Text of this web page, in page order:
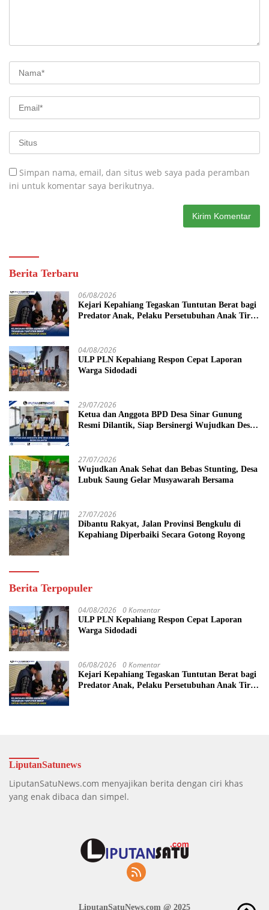
Simpan nama, email, dan situs web saya pada peramban
ini untuk komentar saya berikutnya.
Berita Terbaru
06/08/2026
Kejari Kepahiang Tegaskan Tuntutan Berat bagi
Predator Anak, Pelaku Persetubuhan Anak Tiri
04/08/2026
ULP PLN Kepahiang Respon Cepat Laporan
Warga Sidodadi
29/07/2026
Ketua dan Anggota BPD Desa Sinar Gunung
Resmi Dilantik, Siap Bersinergi Wujudkan Desa
27/07/2026
Wujudkan Anak Sehat dan Bebas Stunting, Desa
Lubuk Saung Gelar Musyawarah Bersama
27/07/2026
Dibantu Rakyat, Jalan Provinsi Bengkulu di
Kepahiang Diperbaiki Secara Gotong Royong
Berita Terpopuler
04/08/2026 0 Komentar
ULP PLN Kepahiang Respon Cepat Laporan
Warga Sidodadi
06/08/2026 0 Komentar
Kejari Kepahiang Tegaskan Tuntutan Berat bagi
Predator Anak, Pelaku Persetubuhan Anak Tiri
LiputanSatunews
LiputanSatuNews.com menyajikan berita dengan ciri khas
yang enak dibaca dan simpel.
LiputanSatuNews.com @ 2025